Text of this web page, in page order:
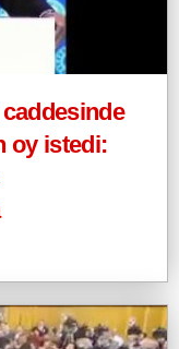
oy istedi: